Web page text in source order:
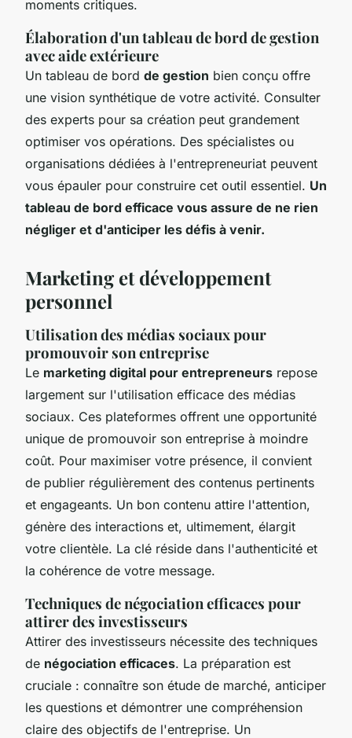
moments critiques.
Élaboration d'un tableau de bord de gestion
avec aide extérieure
Un tableau de bord de gestion bien conçu offre
une vision synthétique de votre activité. Consulter
des experts pour sa création peut grandement
optimiser vos opérations. Des spécialistes ou
organisations dédiées à l'entrepreneuriat peuvent
vous épauler pour construire cet outil essentiel. Un
tableau de bord efficace vous assure de ne rien
négliger et d'anticiper les défis à venir.
Marketing et développement
personnel
Utilisation des médias sociaux pour
promouvoir son entreprise
Le marketing digital pour entrepreneurs repose
largement sur l'utilisation efficace des médias
sociaux. Ces plateformes offrent une opportunité
unique de promouvoir son entreprise à moindre
coût. Pour maximiser votre présence, il convient
de publier régulièrement des contenus pertinents
et engageants. Un bon contenu attire l'attention,
génère des interactions et, ultimement, élargit
votre clientèle. La clé réside dans l'authenticité et
la cohérence de votre message.
Techniques de négociation efficaces pour
attirer des investisseurs
Attirer des investisseurs nécessite des techniques
de négociation efficaces. La préparation est
cruciale : connaître son étude de marché, anticiper
les questions et démontrer une compréhension
claire des objectifs de l'entreprise. Un